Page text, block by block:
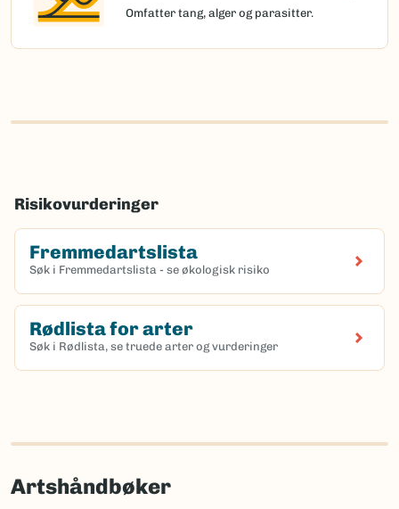
Omfatter tang, alger og parasitter.
Risikovurderinger
Fremmedartslista
Søk i Fremmedartslista - se økologisk risiko
Rødlista for arter
Søk i Rødlista, se truede arter og vurderinger
Artshåndbøker